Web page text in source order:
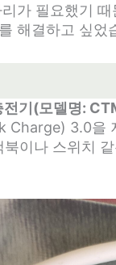
가 필요했기
해결하고 싶었
전기(모델명:
Charge) 3.0을
이나 스위치